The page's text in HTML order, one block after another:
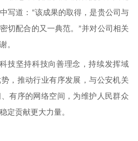
写道： “该成果的取得，是贵公司与
切配合的又一典范。 ”并对公司相关
。
技坚持科技向善理念，持续发挥域
，推动行业有序发展，与公安机关
有序的网络空间，为维护人民群众
定贡献更大力量。